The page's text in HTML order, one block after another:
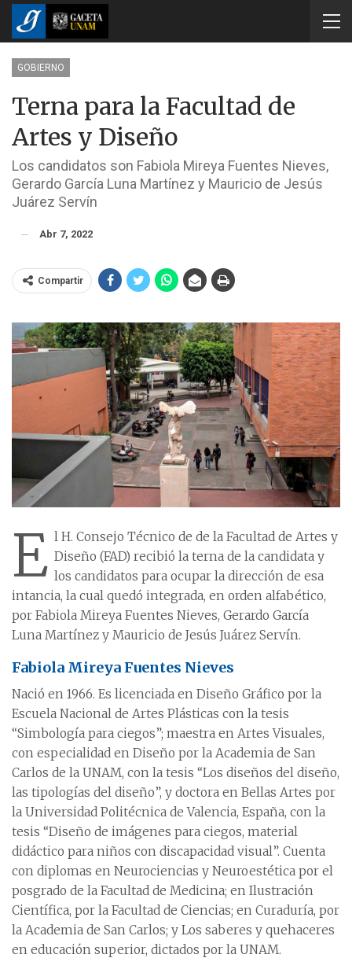
GOBIERNO
Terna para la Facultad de
Artes y Diseño
Los candidatos son Fabiola Mireya Fuentes Nieves,
Gerardo García Luna Martínez y Mauricio de Jesús
Juárez Servín
Abr 7, 2022
Compartir
E l H. Consejo Técnico de de la Facultad de Artes y
Diseño (FAD) recibió la terna de la candidata y
los candidatos para ocupar la dirección de esa
intancia, la cual quedó integrada, en orden alfabético,
por Fabiola Mireya Fuentes Nieves, Gerardo García
Luna Martínez y Mauricio de Jesús Juárez Servín.
Fabiola Mireya Fuentes Nieves
Nació en 1966. Es licenciada en Diseño Gráfico por la
Escuela Nacional de Artes Plásticas con la tesis
“Simbología para ciegos”; maestra en Artes Visuales,
con especialidad en Diseño por la Academia de San
Carlos de la UNAM, con la tesis “Los diseños del diseño,
las tipologías del diseño”, y doctora en Bellas Artes por
la Universidad Politécnica de Valencia, España, con la
tesis “Diseño de imágenes para ciegos, material
didáctico para niños con discapacidad visual”. Cuenta
con diplomas en Neurociencias y Neuroestética por el
posgrado de la Facultad de Medicina; en Ilustración
Científica, por la Facultad de Ciencias; en Curaduría, por
la Academia de San Carlos; y Los saberes y quehaceres
en educación superior, dictados por la UNAM.